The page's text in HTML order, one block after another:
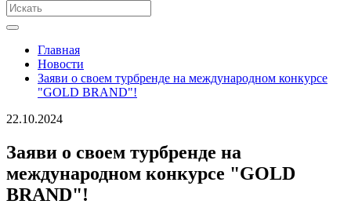
Главная
Новости
Заяви о своем турбренде на международном конкурсе
"GOLD BRAND"!
22.10.2024
Заяви о своем турбренде на
международном конкурсе "GOLD
BRAND"!